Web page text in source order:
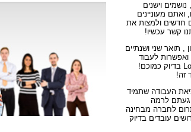
וישנים
מעוניינים
חדשים ולמצות את
קשר עכשיו!
ו-5 שנות ניסיון , תואר שני ושנתיים
ואפשרות לעבוד
בדיוק כמוכם!
זה!
העבודה שתמיד
לרמה
לחברה מבחינה
עובדים בדיוק